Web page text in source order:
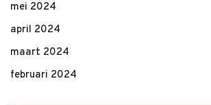
mei 2024
april 2024
maart 2024
februari 2024